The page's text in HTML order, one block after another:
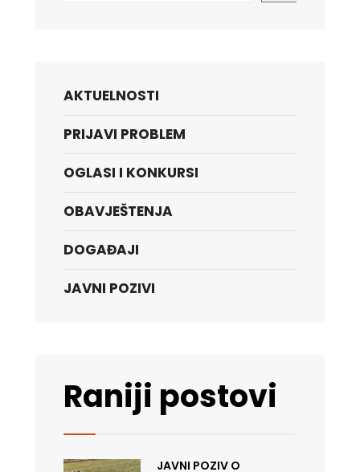
AKTUELNOSTI
PRIJAVI PROBLEM
OGLASI I KONKURSI
OBAVJEŠTENJA
DOGAĐAJI
JAVNI POZIVI
Raniji postovi
JAVNI POZIV O